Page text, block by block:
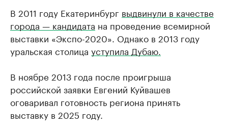
В 2011 году Екатеринбург выдвинули в качестве
города — кандидата на проведение всемирной
выставки «Экспо-2020». Однако в 2013 году
уральская столица уступила Дубаю.
В ноябре 2013 года после проигрыша
российской заявки Евгений Куйвашев
оговаривал готовность региона принять
выставку в 2025 году.